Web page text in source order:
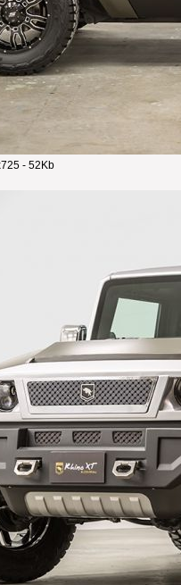
- 52Kb